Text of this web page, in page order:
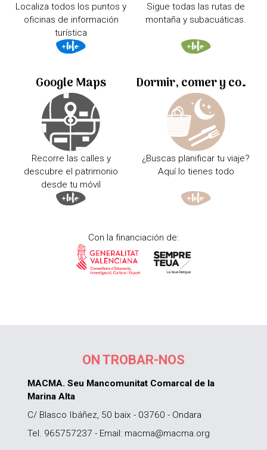
Localiza todos los puntos y
oficinas de información
turística
Sigue todas las rutas de
montaña y subacuáticas.
Google Maps
Recorre las calles y
descubre el patrimonio
desde tu móvil
Dormir, comer y comprar
¿Buscas planificar tu viaje?
Aquí lo tienes todo
Con la financiación de:
ON TROBAR-NOS
MACMA. Seu Mancomunitat Comarcal de la
Marina Alta
C/ Blasco Ibáñez, 50 baix - 03760 - Ondara
Tel. 965757237 - Email: macma@macma.org